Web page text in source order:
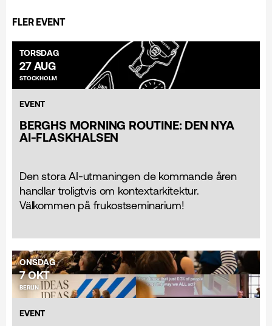
FLER EVENT
TORSDAG
27 AUG
STOCKHOLM
EVENT
BERGHS MORNING ROUTINE: DEN NYA
AI-FLASKHALSEN
Den stora AI-utmaningen de kommande åren
handlar troligtvis om kontextarkitektur.
Välkommen på frukostseminarium!
ONSDAG
7 OKT
BERLIN
EVENT